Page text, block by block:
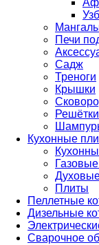
Печи
Садж
Треноги
Крышки
Решётки
Кухонные
Плиты
Пеллетные
Дизельные
Сварочное